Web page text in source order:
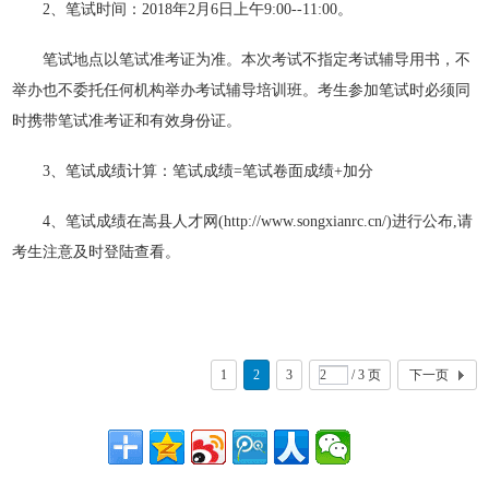
2、笔试时间：2018年2月6日上午9:00--11:00。
笔试地点以笔试准考证为准。本次考试不指定考试辅导用书，不
举办也不委托任何机构举办考试辅导培训班。考生参加笔试时必须同
时携带笔试准考证和有效身份证。
3、笔试成绩计算：笔试成绩=笔试卷面成绩+加分
4、笔试成绩在嵩县人才网(http://www.songxianrc.cn/)进行公布,请
考生注意及时登陆查看。
1 2 3 / 3 页 下一页